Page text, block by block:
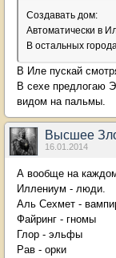
Создавать дом:
Автоматически в
В остальных
В Иле пускай
В сехе предлогаю
видом на пальмы.
Высшее
16.01.2014
А вообще на
Иллениум - люди.
Аль Сехмет -
Файринг - гномы
Глор - эльфы
Рав - орки